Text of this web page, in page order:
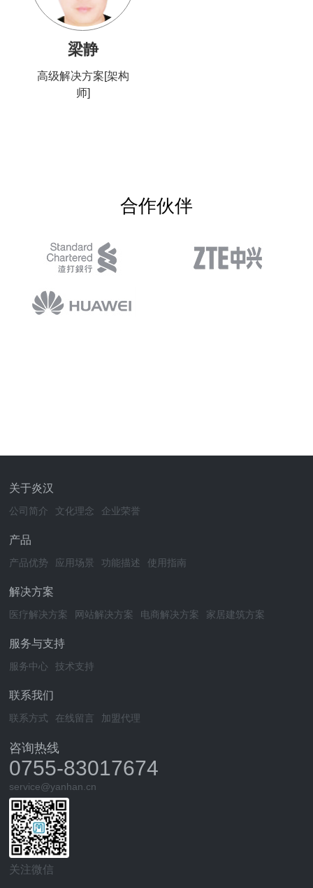
梁静
高级解决方案[架构
师]
合作伙伴
关于炎汉
公司简介 文化理念 企业荣誉
产品
产品优势 应用场景 功能描述 使用指南
解决方案
医疗解决方案 网站解决方案 电商解决方案 家居建筑方案
服务与支持
服务中心 技术支持
联系我们
联系方式 在线留言 加盟代理
咨询热线
0755-83017674
service@yanhan.cn
关注微信